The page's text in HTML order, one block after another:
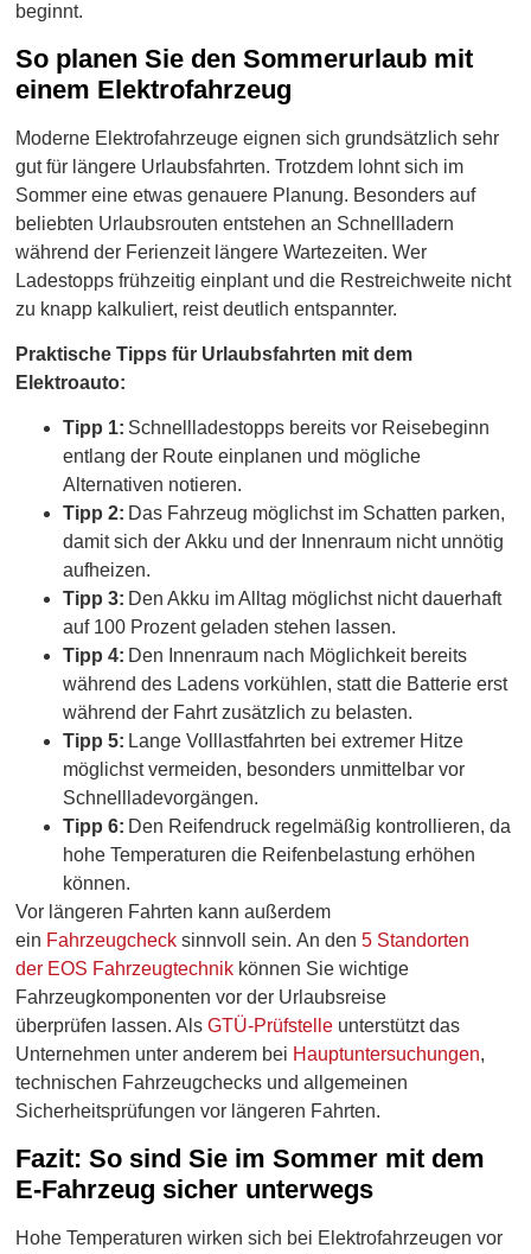
beginnt.
So planen Sie den Sommerurlaub mit
einem Elektrofahrzeug
Moderne Elektrofahrzeuge eignen sich grundsätzlich sehr
gut für längere Urlaubsfahrten. Trotzdem lohnt sich im
Sommer eine etwas genauere Planung. Besonders auf
beliebten Urlaubsrouten entstehen an Schnellladern
während der Ferienzeit längere Wartezeiten. Wer
Ladestopps frühzeitig einplant und die Restreichweite nicht
zu knapp kalkuliert, reist deutlich entspannter.
Praktische Tipps für Urlaubsfahrten mit dem
Elektroauto:
Tipp 1: Schnellladestopps bereits vor Reisebeginn
entlang der Route einplanen und mögliche
Alternativen notieren.
Tipp 2: Das Fahrzeug möglichst im Schatten parken,
damit sich der Akku und der Innenraum nicht unnötig
aufheizen.
Tipp 3: Den Akku im Alltag möglichst nicht dauerhaft
auf 100 Prozent geladen stehen lassen.
Tipp 4: Den Innenraum nach Möglichkeit bereits
während des Ladens vorkühlen, statt die Batterie erst
während der Fahrt zusätzlich zu belasten.
Tipp 5: Lange Volllastfahrten bei extremer Hitze
möglichst vermeiden, besonders unmittelbar vor
Schnellladevorgängen.
Tipp 6: Den Reifendruck regelmäßig kontrollieren, da
hohe Temperaturen die Reifenbelastung erhöhen
können.
Vor längeren Fahrten kann außerdem
ein Fahrzeugcheck sinnvoll sein. An den5 Standorten
der EOS Fahrzeugtechnik können Sie wichtige
Fahrzeugkomponenten vor der Urlaubsreise
überprüfen lassen. AlsGTÜ-Prüfstelle unterstützt das
Unternehmen unter anderem bei Hauptuntersuchungen,
technischen Fahrzeugchecks und allgemeinen
Sicherheitsprüfungen vor längeren Fahrten.
Fazit: So sind Sie im Sommer mit dem
E-Fahrzeug sicher unterwegs
Hohe Temperaturen wirken sich bei Elektrofahrzeugen vor